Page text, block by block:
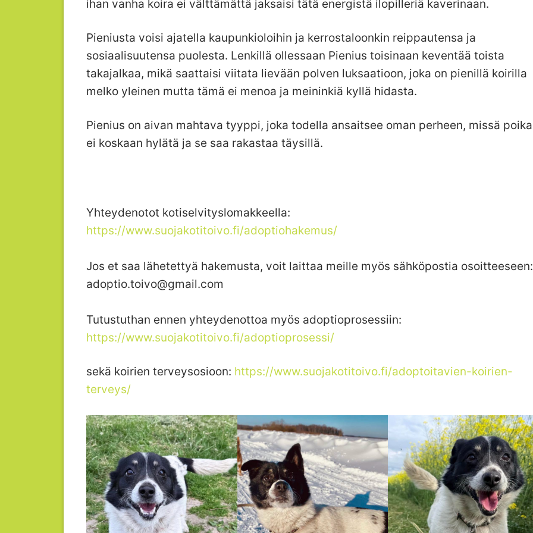
ihan vanha koira ei välttämättä jaksaisi tätä energistä ilopilleriä kaverinaan.
Pieniusta voisi ajatella kaupunkioloihin ja kerrostaloonkin reippautensa ja
sosiaalisuutensa puolesta. Lenkillä ollessaan Pienius toisinaan keventää toista
takajalkaa, mikä saattaisi viitata lievään polven luksaatioon, joka on pienillä koirilla
melko yleinen mutta tämä ei menoa ja meininkiä kyllä hidasta.
Pienius on aivan mahtava tyyppi, joka todella ansaitsee oman perheen, missä
ei koskaan hylätä ja se saa rakastaa täysillä.
Yhteydenotot kotiselvityslomakkeella:
https://www.suojakotitoivo.fi/adoptiohakemus/
Jos et saa lähetettyä hakemusta, voit laittaa meille myös sähköpostia osoitteeseen:
adoptio.toivo@gmail.com
Tutustuthan ennen yhteydenottoa myös adoptioprosessiin:
https://www.suojakotitoivo.fi/adoptioprosessi/
sekä koirien terveysosioon: https://www.suojakotitoivo.fi/adoptoitavien-koirien-
terveys/